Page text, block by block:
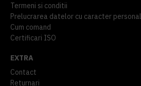
Termeni si conditii
Prelucrarea datelor cu caracter personal
Cum comand
Certificari ISO
EXTRA
Contact
Returnari